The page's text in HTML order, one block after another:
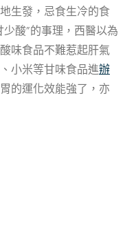
生發，忌食生冷的食
酸”的事理，西醫以為
味食品不難惹起肝氣
小米等甘味食品進辦
的運化效能強了，亦